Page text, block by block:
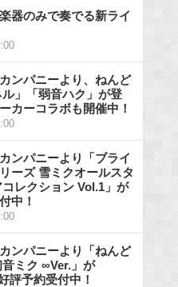
器のみで奏でる新ライ
ンパニーより、ねんど
」「弱音ハク」が登
カーコラボも開催中！
ンパニーより「ブライ
ーズ 雪ミクオールスタ
レクション Vol.1」が
中！
ンパニーより「ねんど
ミク ∞Ver.」が
評予約受付中！